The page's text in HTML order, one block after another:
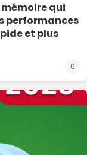
qui
performances
et plus
0